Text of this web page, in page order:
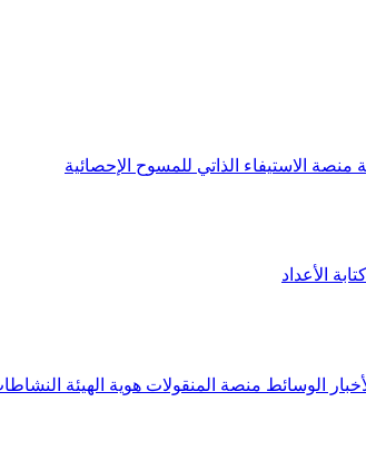
منصة الاستيفاء الذاتي للمسوح الإحصائية
الأعداد
الوسائط منصة المنقولات هوية الهيئة